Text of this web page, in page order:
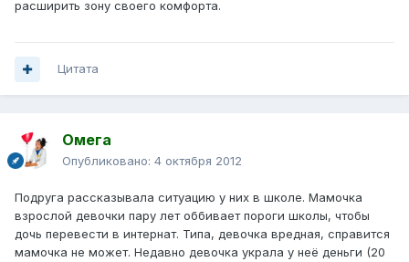
расширить зону своего комфорта.
Цитата
Омега
Опубликовано: 4 октября 2012
Подруга рассказывала ситуацию у них в школе. Мамочка
взрослой девочки пару лет оббивает пороги школы, чтобы
дочь перевести в интернат. Типа, девочка вредная, справится
мамочка не может. Недавно девочка украла у неё деньги (20